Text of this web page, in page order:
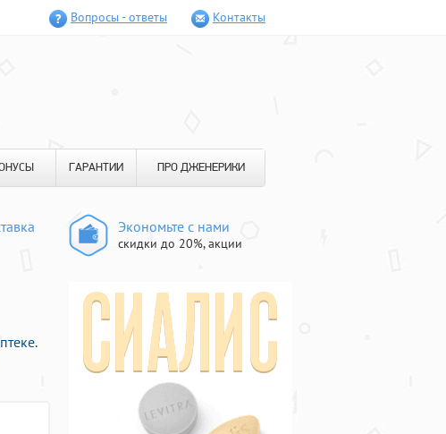
Вопросы - ответы Контакты
ГАРАНТИИ ПРО ДЖЕНЕРИКИ
Экономьте с нами
скидки до 20%, акции